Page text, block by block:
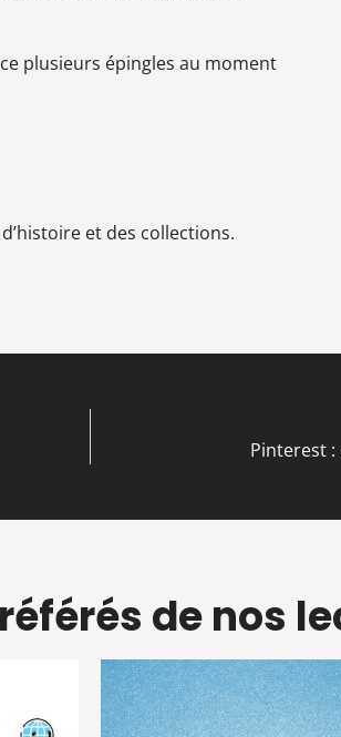
plusieurs épingles au moment
et des collections.
Pinterest
de nos